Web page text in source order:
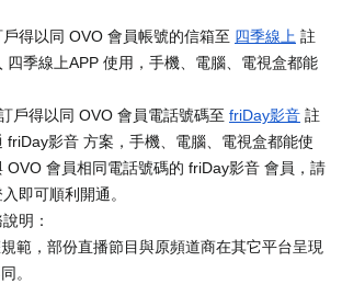
得以同 OVO 會員帳號的信箱至 四季線上 註
四季線上APP 使用，手機、電腦、電視盒都能
戶得以同 OVO 會員電話號碼至 friDay影音 註
friDay影音 方案，手機、電腦、電視盒都能使
OVO 會員相同電話號碼的 friDay影音 會員，請
即可順利開通。
明：
範，部份直播節目與原頻道商在其它平台呈現
。